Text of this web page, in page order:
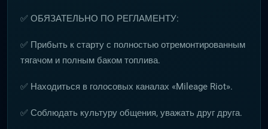
✅ ОБЯЗАТЕЛЬНО ПО РЕГЛАМЕНТУ:
✅ Прибыть к старту с полностью отремонтированным
тягачом и полным баком топлива.
✅ Находиться в голосовых каналах «Mileage Riot».
✅ Соблюдать культуру общения, уважать друг друга.